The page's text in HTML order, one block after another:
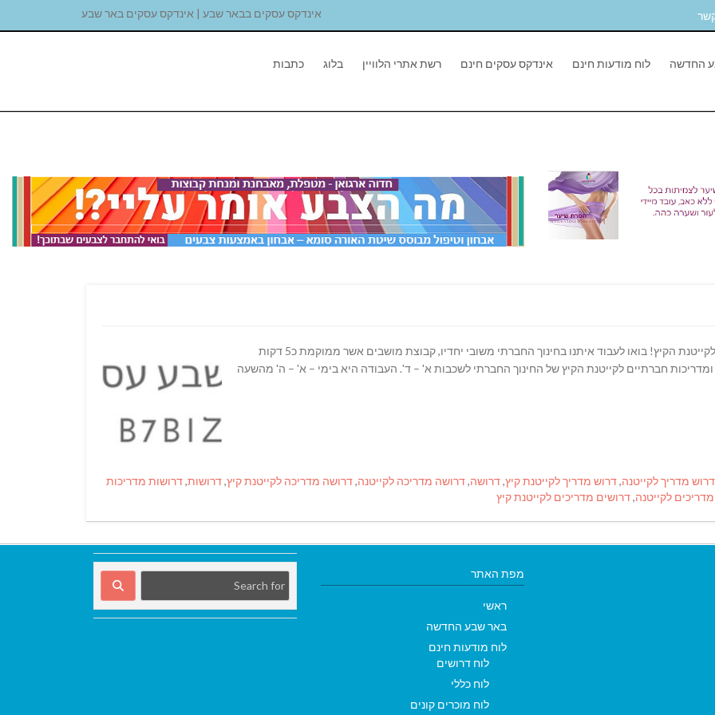
אינדקס עסקים בבאר שבע | אינדקס עסקים באר שבע
החדשה לוח מודעות חינם אינדקס עסקים חינם רשת אתרי הלוויין בלוג כתבות
אנחנו מגדילים את הצוות ומחפשים מדריכים ומדריכות, לקייטנת הקיץ! בואו לעבוד איתנו בחינוך החברתי משובי יחדיו, קבוצת מושבים אשר ממוקמת כ5 דקות
ומדריכות חברתיים לקייטנת הקיץ של החינוך החברתי לשכבות א' – ד'. העבודה היא בימי – א' – ה' מהשעה
דרוש מדריך לקייטנה,דרוש מדריך לקייטנת קיץ,דרושה,דרושה מדריכה לקייטנה,דרושה מדריכה לקייטנת קיץ,דרושות,דרושות מדריכות
לקייטנה,דרושים מדריכים לקייטנת קיץ
מפת האתר
ראשי
באר שבע החדשה
לוח מודעות חינם
לוח דרושים
לוח כללי
לוח מוכרים קונים